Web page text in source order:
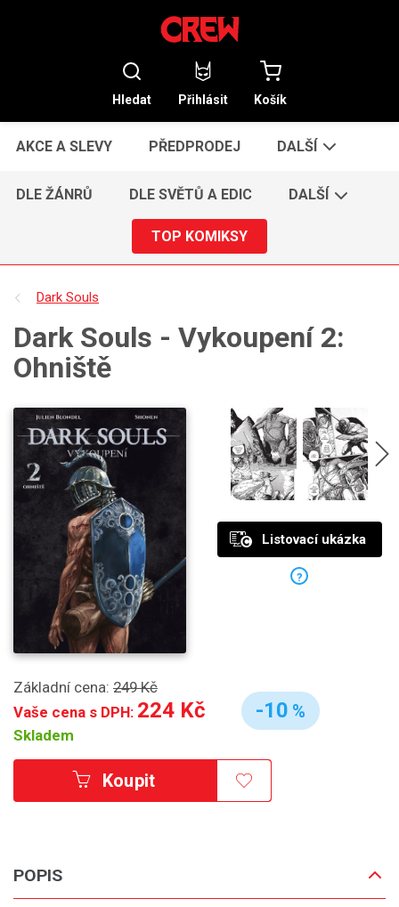
Hledat Přihlásit Košík
AKCE A SLEVY PŘEDPRODEJ DALŠÍ
DLE ŽÁNRŮ DLE SVĚTŮ A EDIC DALŠÍ
TOP KOMIKSY
Dark Souls
Dark Souls - Vykoupení 2:
Ohniště
Základní cena: 249 Kč
Vaše cena s DPH: 224 Kč
Skladem
-10 %
Koupit
POPIS
Listovací ukázka
?